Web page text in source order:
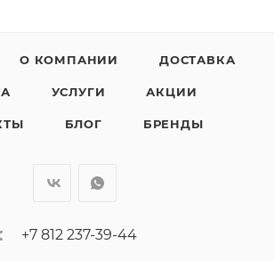
О КОМПАНИИ ДОСТАВКА
УСЛУГИ АКЦИИ
БЛОГ БРЕНДЫ
+7 812 237-39-44